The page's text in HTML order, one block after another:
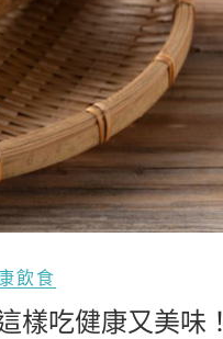
飲食
樣吃健康又美味！